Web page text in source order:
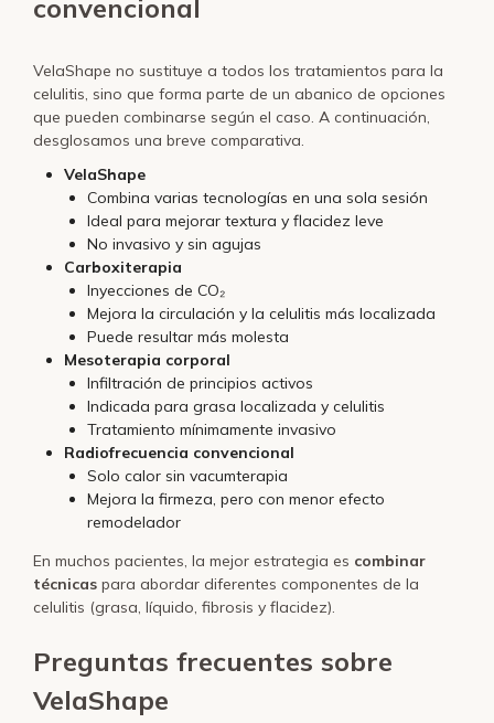
convencional
VelaShape no sustituye a todos los tratamientos para la
celulitis, sino que forma parte de un abanico de opciones
que pueden combinarse según el caso. A continuación,
desglosamos una breve comparativa.
VelaShape
Combina varias tecnologías en una sola sesión
Ideal para mejorar textura y flacidez leve
No invasivo y sin agujas
Carboxiterapia
Inyecciones de CO₂
Mejora la circulación y la celulitis más localizada
Puede resultar más molesta
Mesoterapia corporal
Infiltración de principios activos
Indicada para grasa localizada y celulitis
Tratamiento mínimamente invasivo
Radiofrecuencia convencional
Solo calor sin vacumterapia
Mejora la firmeza, pero con menor efecto
remodelador
En muchos pacientes, la mejor estrategia es combinar
técnicas para abordar diferentes componentes de la
celulitis (grasa, líquido, fibrosis y flacidez).
Preguntas frecuentes sobre
VelaShape